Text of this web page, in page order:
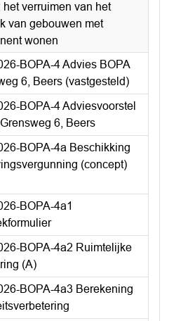
het verruimen van het
van gebouwen met
wonen
BOPA-4 Advies BOPA
6, Beers (vastgesteld)
BOPA-4 Adviesvoorstel
6, Beers
BOPA-4a Beschikking
(concept)
BOPA-4a1
BOPA-4a2 Ruimtelijke
(A)
BOPA-4a3 Berekening